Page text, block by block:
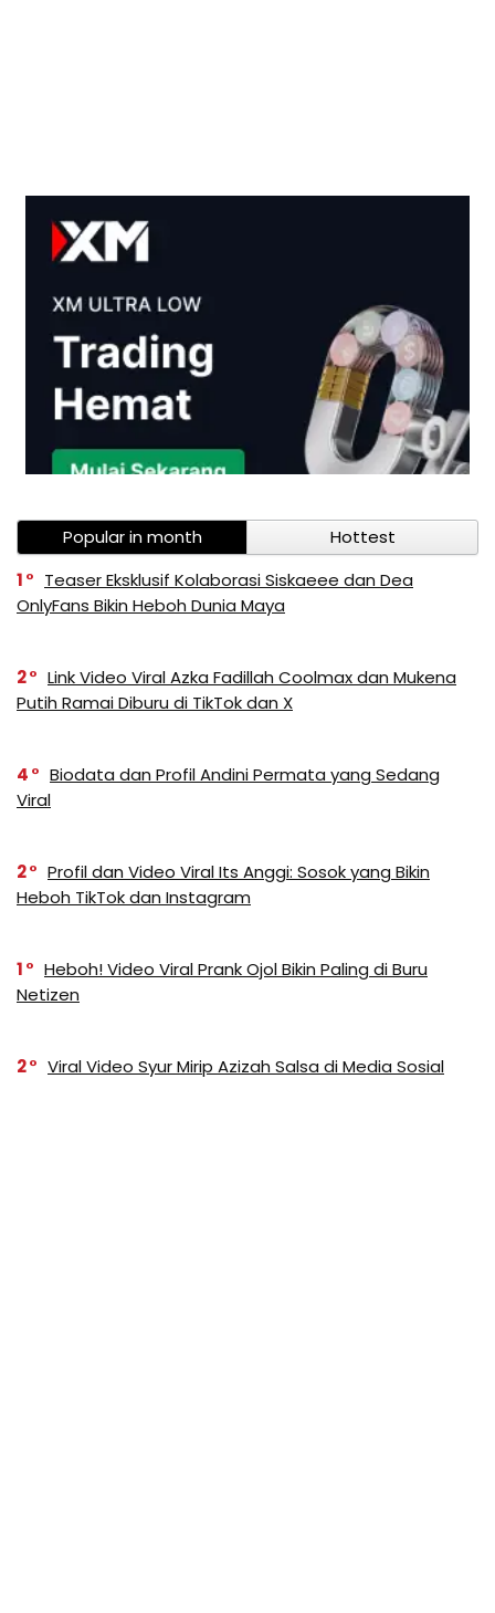
Popular in month
Hottest
1
Teaser Eksklusif Kolaborasi Siskaeee dan Dea
OnlyFans Bikin Heboh Dunia Maya
2
Link Video Viral Azka Fadillah Coolmax dan Mukena
Putih Ramai Diburu di TikTok dan X
4
Biodata dan Profil Andini Permata yang Sedang
Viral
2
Profil dan Video Viral Its Anggi: Sosok yang Bikin
Heboh TikTok dan Instagram
1
Heboh! Video Viral Prank Ojol Bikin Paling di Buru
Netizen
2 Viral Video Syur Mirip Azizah Salsa di Media Sosial